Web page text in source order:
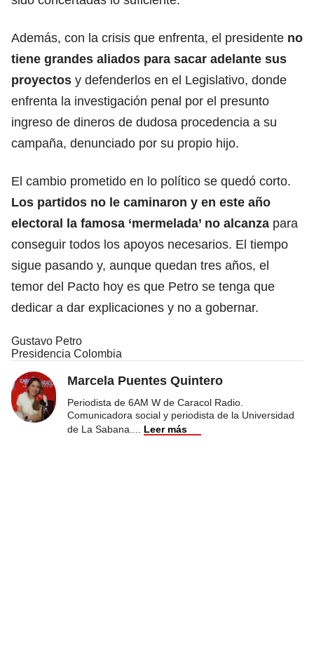
Además, con la crisis que enfrenta, el presidente no
tiene grandes aliados para sacar adelante sus
proyectos y defenderlos en el Legislativo, donde
enfrenta la investigación penal por el presunto
ingreso de dineros de dudosa procedencia a su
campaña, denunciado por su propio hijo.
El cambio prometido en lo político se quedó corto.
Los partidos no le caminaron y en este año
electoral la famosa ‘mermelada’ no alcanza para
conseguir todos los apoyos necesarios. El tiempo
sigue pasando y, aunque quedan tres años, el
temor del Pacto hoy es que Petro se tenga que
dedicar a dar explicaciones y no a gobernar.
Gustavo Petro
Presidencia Colombia
Marcela Puentes Quintero
Periodista de 6AM W de Caracol Radio.
Comunicadora social y periodista de la Universidad
de La Sabana.
Leer más